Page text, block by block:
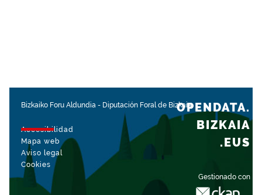
Bizkaiko Foru Aldundia - Diputación Foral de Bizkaia
Accesibilidad
Mapa web
Aviso legal
Cookies
Gestionado con
OPENDATA.
BIZKAIA
.EUS